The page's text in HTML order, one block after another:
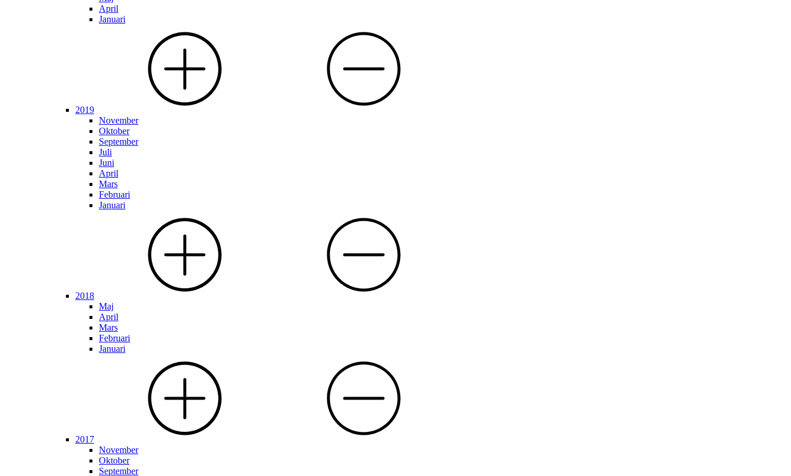
April
Januari
2019
November
Oktober
September
Juli
Juni
April
Mars
Februari
Januari
2018
Maj
April
Mars
Februari
Januari
2017
November
Oktober
September